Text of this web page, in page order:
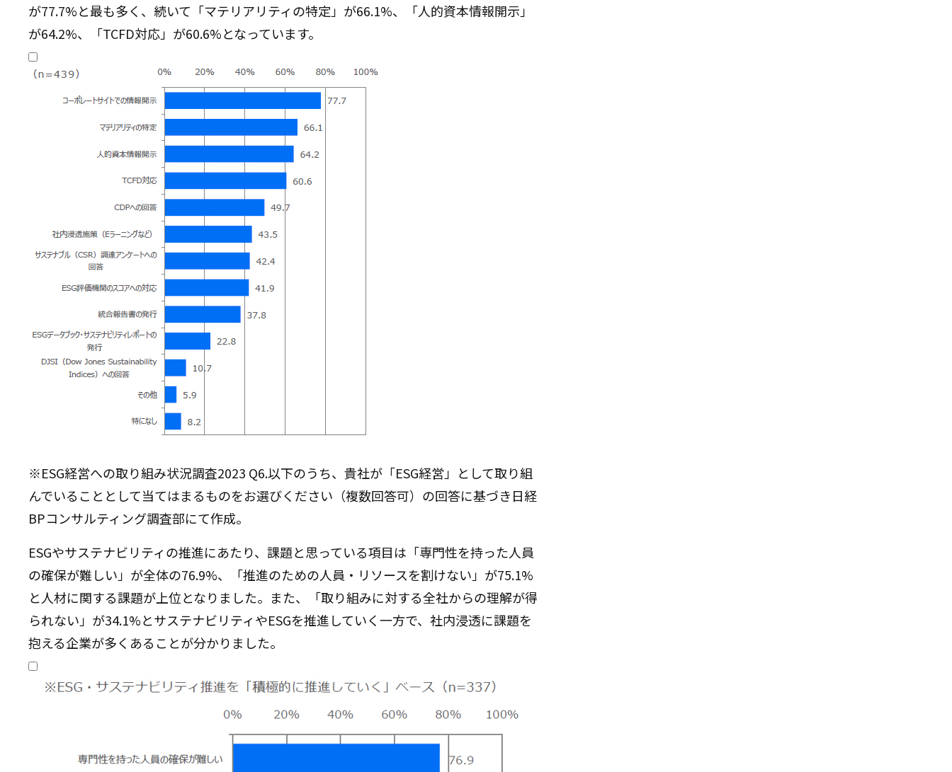
が77.7%と最も多く、続いて「マテリアリティの特定」が66.1%、「人的資本情報開示」
が64.2%、「TCFD対応」が60.6%となっています。
※ESG経営への取り組み状況調査2023 Q6.以下のうち、貴社が「ESG経営」として取り組
んでいることとして当てはまるものをお選びください（複数回答可）の回答に基づき日経
BPコンサルティング調査部にて作成。
ESGやサステナビリティの推進にあたり、課題と思っている項目は「専門性を持った人員
の確保が難しい」が全体の76.9%、「推進のための人員・リソースを割けない」が75.1%
と人材に関する課題が上位となりました。また、「取り組みに対する全社からの理解が得
られない」が34.1%とサステナビリティやESGを推進していく一方で、社内浸透に課題を
抱える企業が多くあることが分かりました。